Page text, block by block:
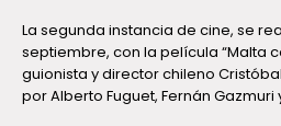
La segunda instancia de cine, se
septiembre, con la película “Malta
guionista y director chileno
por Alberto Fuguet, Fernán Gazmuri